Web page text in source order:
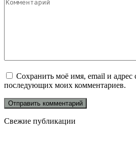
Сохранить моё имя, email и адрес
последующих моих комментариев.
Свежие публикации